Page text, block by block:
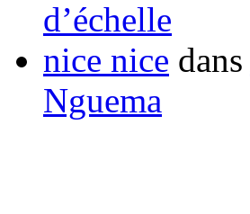
d’échelle
nice nice dans
Nguema